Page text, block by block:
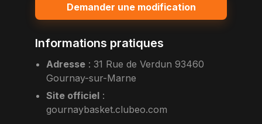
Demander une modification
Informations pratiques
Adresse : 31 Rue de Verdun 93460
Gournay-sur-Marne
Site officiel :
gournaybasket.clubeo.com